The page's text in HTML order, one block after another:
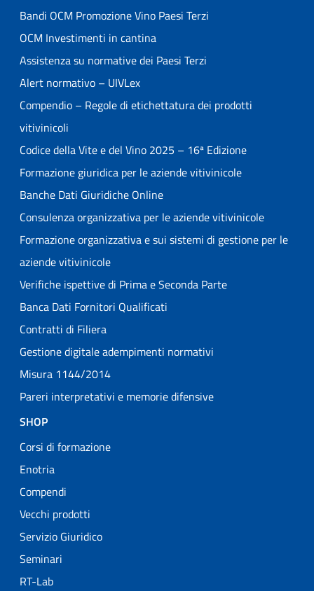
Bandi OCM Promozione Vino Paesi Terzi
OCM Investimenti in cantina
Assistenza su normative dei Paesi Terzi
Alert normativo – UIVLex
Compendio – Regole di etichettatura dei prodotti
vitivinicoli
Codice della Vite e del Vino 2025 – 16ª Edizione
Formazione giuridica per le aziende vitivinicole
Banche Dati Giuridiche Online
Consulenza organizzativa per le aziende vitivinicole
Formazione organizzativa e sui sistemi di gestione per le
aziende vitivinicole
Verifiche ispettive di Prima e Seconda Parte
Banca Dati Fornitori Qualificati
Contratti di Filiera
Gestione digitale adempimenti normativi
Misura 1144/2014
Pareri interpretativi e memorie difensive
SHOP
Corsi di formazione
Enotria
Compendi
Vecchi prodotti
Servizio Giuridico
Seminari
RT-Lab